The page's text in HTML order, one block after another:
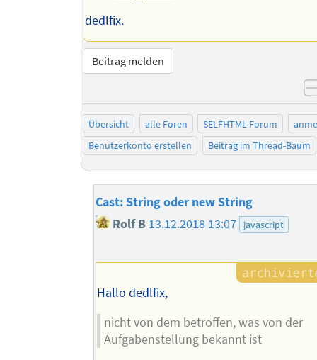
dedlfix.
Beitrag melden
Übersicht alle Foren SELFHTML-Forum
Benutzerkonto erstellen
Beitrag im Thread-Baum
Cast: String oder new String
Rolf B 13.12.2018 13:07 javascript
Hallo dedlfix,
nicht von dem betroffen, was von der
Aufgabenstellung bekannt ist